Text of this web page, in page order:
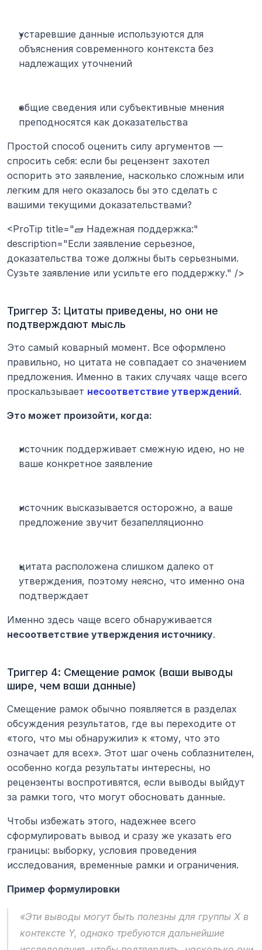
устаревшие данные используются для
объяснения современного контекста без
надлежащих уточнений
общие сведения или субъективные мнения
преподносятся как доказательства
Простой способ оценить силу аргументов —
спросить себя: если бы рецензент захотел
оспорить это заявление, насколько сложным или
легким для него оказалось бы это сделать с
вашими текущими доказательствами?
<ProTip title="🧱 Надежная поддержка:"
description="Если заявление серьезное,
доказательства тоже должны быть серьезными.
Сузьте заявление или усильте его поддержку." />
Триггер 3: Цитаты приведены, но они не
подтверждают мысль
Это самый коварный момент. Все оформлено
правильно, но цитата не совпадает со значением
предложения. Именно в таких случаях чаще всего
проскальзывает несоответствие утверждений.
Это может произойти, когда:
источник поддерживает смежную идею, но не
ваше конкретное заявление
источник высказывается осторожно, а ваше
предложение звучит безапелляционно
цитата расположена слишком далеко от
утверждения, поэтому неясно, что именно она
подтверждает
несоответствие утверждения источнику.
Триггер 4: Смещение рамок (ваши выводы
шире, чем ваши данные)
Смещение рамок обычно появляется в разделах
обсуждения результатов, где вы переходите от
«того, что мы обнаружили» к «тому, что это
означает для всех». Этот шаг очень соблазнителен,
особенно когда результаты интересны, но
рецензенты воспротивятся, если выводы выйдут
за рамки того, что могут обосновать данные.
Чтобы избежать этого, надежнее всего
сформулировать вывод и сразу же указать его
границы: выборку, условия проведения
исследования, временные рамки и ограничения.
Пример формулировки
«Эти выводы могут быть полезны для группы Х в
контексте Y, однако требуются дальнейшие